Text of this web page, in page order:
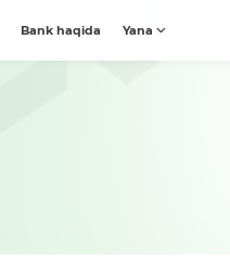
Bank haqida Yana